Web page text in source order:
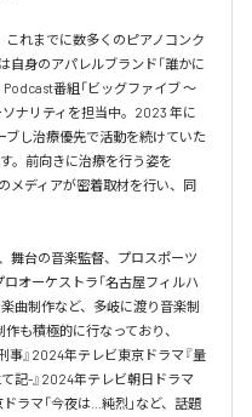
れまでに数多くのピアノコンク
自身のアパレルブランド「誰かに
番組「ビッグファイブ 〜
ナリティを担当中。2023 年に
し治療優先で活動を続けていた
。前向きに治療を行う姿を
メディアが密着取材を行い、同
舞台の音楽監督、プロスポーツ
オーケストラ「名古屋フィルハ
曲制作など、多岐に渡り音楽制
も積極的に行なっており、
事』2024年テレビ東京ドラマ『量
記-』2024年テレビ朝日ドラマ
ラマ「今夜は…純烈」など、話題